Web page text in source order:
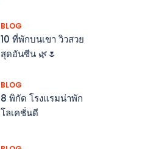
BLOG
10 ที่พักบนเขา วิวสวย
สุดอันซีน 🌿🌷
BLOG
8 พิกัด โรงแรมน่าพัก
โลเคชั่นดี